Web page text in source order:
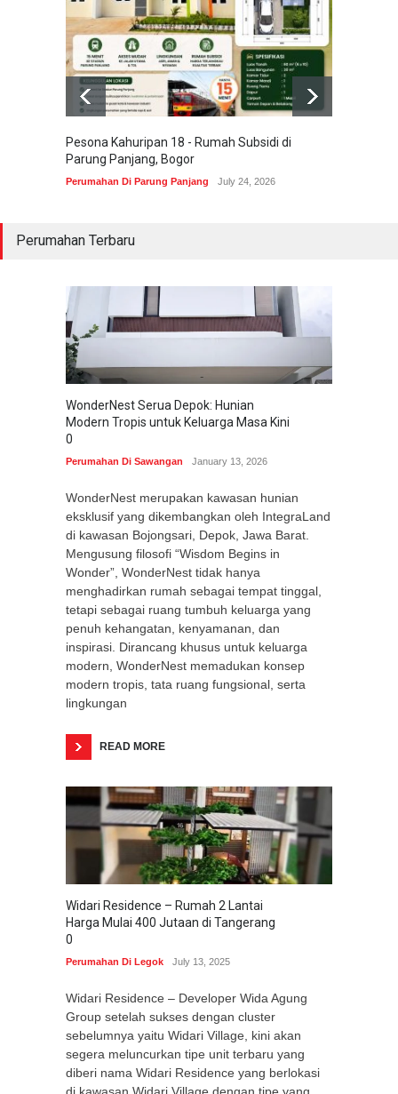
Pesona Kahuripan 18 - Rumah Subsidi di
Parung Panjang, Bogor
Perumahan Di Parung Panjang July 24, 2026
Perumahan Terbaru
WonderNest Serua Depok: Hunian
Modern Tropis untuk Keluarga Masa Kini
0
Perumahan Di Sawangan January 13, 2026
WonderNest merupakan kawasan hunian
eksklusif yang dikembangkan oleh IntegraLand
di kawasan Bojongsari, Depok, Jawa Barat.
Mengusung filosofi “Wisdom Begins in
Wonder”, WonderNest tidak hanya
menghadirkan rumah sebagai tempat tinggal,
tetapi sebagai ruang tumbuh keluarga yang
penuh kehangatan, kenyamanan, dan
inspirasi. Dirancang khusus untuk keluarga
modern, WonderNest memadukan konsep
modern tropis, tata ruang fungsional, serta
lingkungan
READ MORE
Widari Residence – Rumah 2 Lantai
Harga Mulai 400 Jutaan di Tangerang
0
Perumahan Di Legok July 13, 2025
Widari Residence – Developer Wida Agung
Group setelah sukses dengan cluster
sebelumnya yaitu Widari Village, kini akan
segera meluncurkan tipe unit terbaru yang
diberi nama Widari Residence yang berlokasi